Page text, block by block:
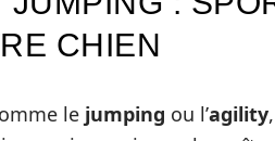
CHIEN
le jumping ou l’agility